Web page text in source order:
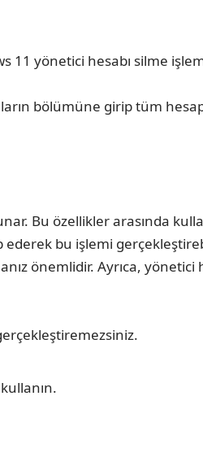
11 yönetici hesabı silme
bölümüne girip tüm
Bu özellikler arasında
ederek bu işlemi
önemlidir. Ayrıca, yönetici